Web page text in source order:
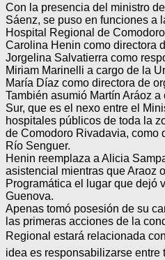
Con la presencia del ministro
Sáenz, se puso en funciones a
Hospital Regional de
Carolina Henin como directora
Jorgelina Salvatierra como
Miriam Marinelli a cargo de la
María Díaz como directora de
También asumió Martín Aráoz
Sur, que es el nexo entre el
hospitales públicos de toda la
de Comodoro Rivadavia, como
Río Senguer.
Henin reemplaza a Alicia
asistencial mientras que Araoz
Programática el lugar que dejó
Guenova.
Apenas tomó posesión de su
las primeras acciones de la
Regional estará relacionada
idea es responsabilizarse entre